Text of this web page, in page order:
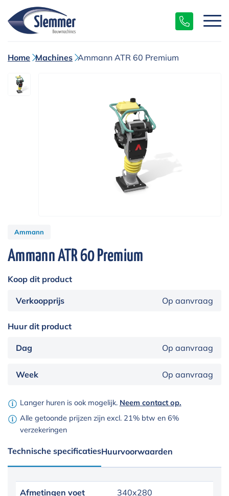
Home Machines Ammann ATR 60 Premium
Ammann
Ammann ATR 60 Premium
Koop dit product
Verkoopprijs Op aanvraag
Huur dit product
Dag Op aanvraag
Week Op aanvraag
Langer huren is ook mogelijk. Neem contact op.
Alle getoonde prijzen zijn excl. 21% btw en 6%
verzekeringen
Technische specificatiesHuurvoorwaarden
Afmetingen voet 340x280